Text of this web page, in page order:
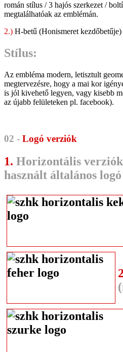
román stílus / 3 hajós szerkezet /
megtalálhatóak az emblémán.
2.) H-betű (Honismeret kezdőbetűje)
Stílus:
Az embléma modern, letisztult
megtervezésre, hogy a mai kor
is jól kivehető legyen, vagy kisebb
az újabb felületeken pl. facebook).
02 - Logó verziók
1. Horizontális
használt általános